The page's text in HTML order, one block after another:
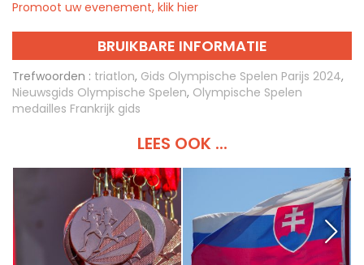
Promoot uw evenement, klik hier
BRUIKBARE INFORMATIE
Trefwoorden : triatlon, Gids Olympische Spelen Parijs 2024,
Nieuwsgids Olympische Spelen, Olympische Spelen
medailles Frankrijk gids
LEES OOK ...